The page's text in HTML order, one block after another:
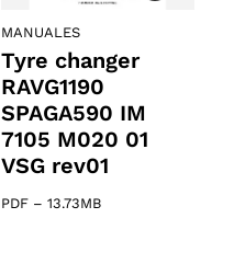
MANUALES
Tyre changer
RAVG1190
SPAGA590 IM
7105 M020 01
VSG rev01
PDF – 13.73MB